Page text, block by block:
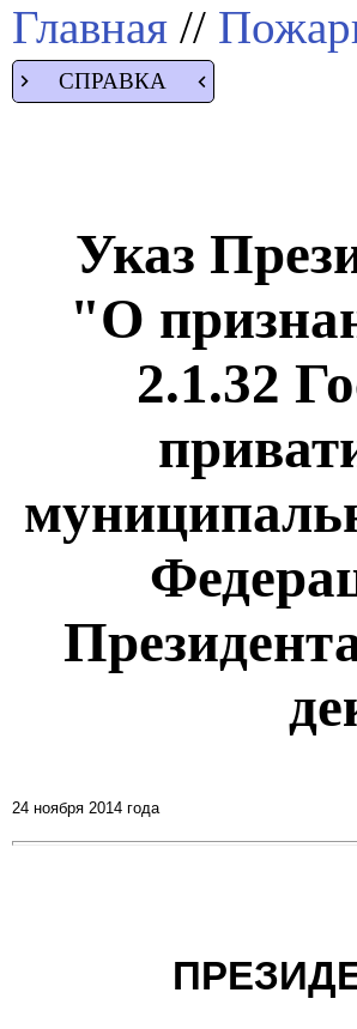
Главная //
СПРАВКА
Указ
"О
2.1.32
24 ноября 2014 года